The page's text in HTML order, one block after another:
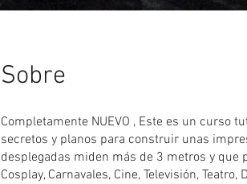
Sobre
Completamente NUEVO , Este es un curso
secretos y planos para construir unas
desplegadas miden más de 3 metros y que
Cosplay, Carnavales, Cine, Televisión,